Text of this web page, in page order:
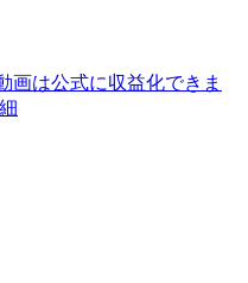
画は公式に収益化できま